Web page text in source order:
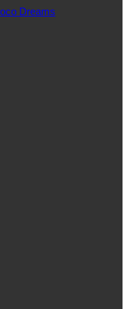
Dreams